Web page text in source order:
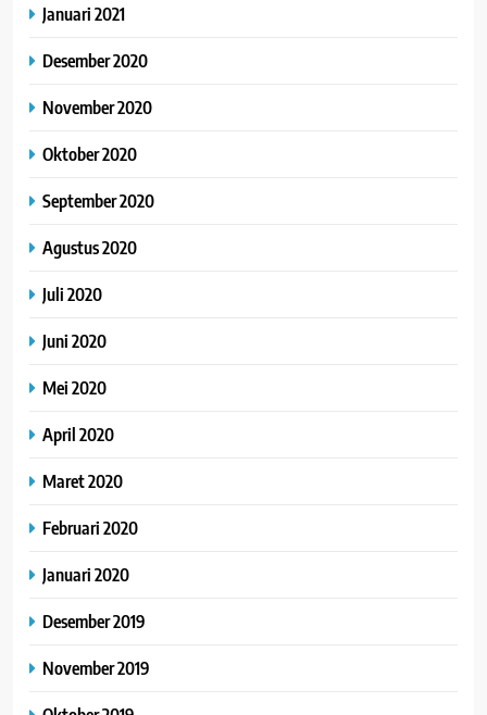
Januari 2021
Desember 2020
November 2020
Oktober 2020
September 2020
Agustus 2020
Juli 2020
Juni 2020
Mei 2020
April 2020
Maret 2020
Februari 2020
Januari 2020
Desember 2019
November 2019